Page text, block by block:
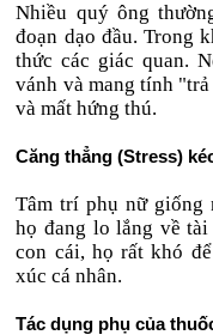
Nhiều quý ông
đoạn dạo đầu. Trong
thức các giác quan.
vánh và mang tính
và mất hứng thú.
Căng thẳng (Stress)
Tâm trí phụ nữ giống
họ đang lo lắng về
con cái, họ rất khó
xúc cá nhân.
Tác dụng phụ của